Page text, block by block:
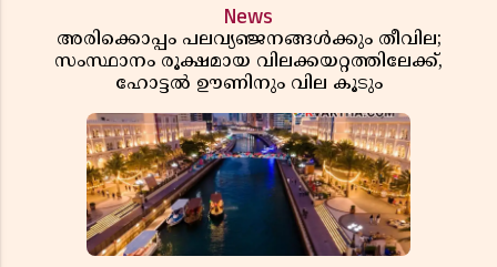
News
അരിക്കൊപ്പം പലവ്യഞ്ജനങ്ങൾക്കും തീവില;
സംസ്ഥാനം രൂക്ഷമായ വിലക്കയറ്റത്തിലേക്ക്,
ഹോട്ടൽ ഊണിനും വില കൂടും